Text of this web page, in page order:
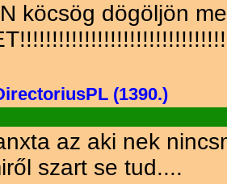
köcsög dögöljön
(1390.)
az aki nek
szart se tud....